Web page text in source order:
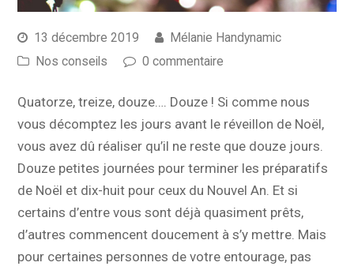
13 décembre 2019
Mélanie Handynamic
Nos conseils
0 commentaire
Quatorze, treize, douze…. Douze ! Si comme nous
vous décomptez les jours avant le réveillon de Noël,
vous avez dû réaliser qu’il ne reste que douze jours.
Douze petites journées pour terminer les préparatifs
de Noël et dix-huit pour ceux du Nouvel An. Et si
certains d’entre vous sont déjà quasiment prêts,
d’autres commencent doucement à s’y mettre. Mais
pour certaines personnes de votre entourage, pas